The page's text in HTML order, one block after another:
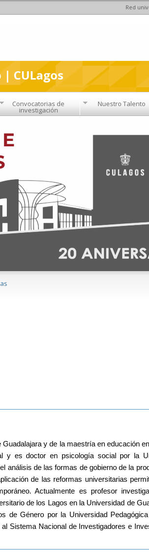
Red
CULagos
Convocatorias de
investigación
Nuestro Talento
y de la maestría en educación
y es doctor en psicología social por la
análisis de las formas de gobierno de la
de las reformas universitarias
Actualmente es profesor
de los Lagos en la Universidad de
de Género por la Universidad
Sistema Nacional de Investigadores e